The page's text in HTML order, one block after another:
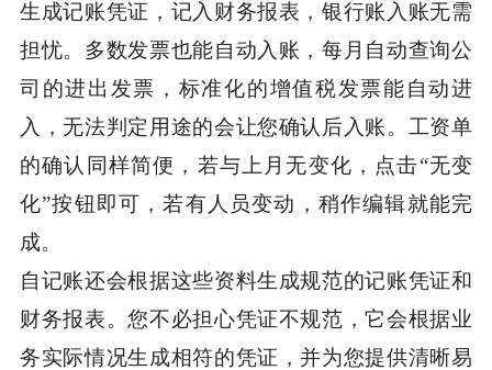
生成记账凭证，记入财务报表，银行账入账无需
担忧。多数发票也能自动入账，每月自动查询公
司的进出发票，标准化的增值税发票能自动进
入，无法判定用途的会让您确认后入账。工资单
的确认同样简便，若与上月无变化，点击“无变
化”按钮即可，若有人员变动，稍作编辑就能完
成。
自记账还会根据这些资料生成规范的记账凭证和
财务报表。您不必担心凭证不规范，它会根据业
务实际情况生成相符的凭证，并为您提供清晰易